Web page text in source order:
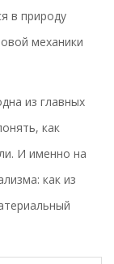
в природу
механики
из главных
как
И именно на
как из